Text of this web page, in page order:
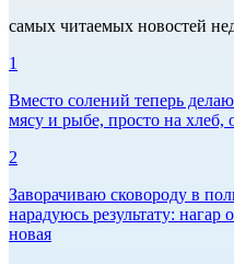
самых читаемых новостей
1
Вместо солений теперь
мясу и рыбе, просто на хлеб,
2
Заворачиваю сковороду в
нарадуюсь результату: нагар
новая